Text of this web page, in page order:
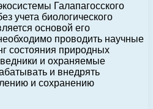
Галапагосского
учета биологического
основой его
проводить научные
состояния природных
и охраняемые
и внедрять
и сохранению